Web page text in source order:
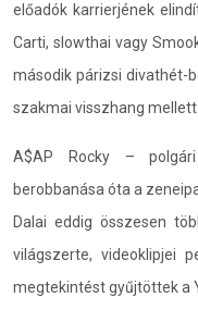
előadók karrierjének
Carti, slowthai vagy
második párizsi divathét-
szakmai visszhang mellett.
A$AP Rocky –
berobbanása óta a
Dalai eddig összesen
világszerte, videoklipjei
megtekintést gyűjtöttek a